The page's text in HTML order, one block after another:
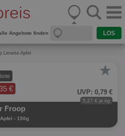
Angebote finden
Limette-Apfel
€
★
UVP: 0,79 €
5,27 € je kg
Froop
- 150g